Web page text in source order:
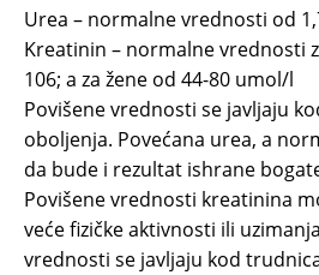
Urea – normalne vrednosti od
Kreatinin – normalne vrednosti
106; a za žene od 44-80 umol/l
Povišene vrednosti se javljaju
oboljenja. Povećana urea, a
da bude i rezultat ishrane
Povišene vrednosti kreatinina
veće fizičke aktivnosti ili
vrednosti se javljaju kod